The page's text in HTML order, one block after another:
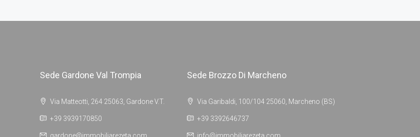
Sede Gardone Val Trompia
Via Matteotti, 264 25063, Gardone V.T.
+39 3939170850
Sede Brozzo Di Marcheno
Via Garibaldi, 100/104 25060, Marcheno (BS)
+39 3392646737